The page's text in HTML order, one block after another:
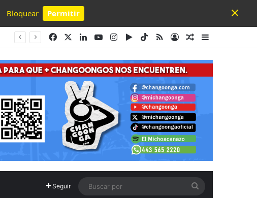
Bloquear Permitir
Powered by SendPulse
×
FacebookLinkedInYouTubeInstagram
Google Play
TikTok
RSSAccesoPublicación al
Barra lateral
Seguir